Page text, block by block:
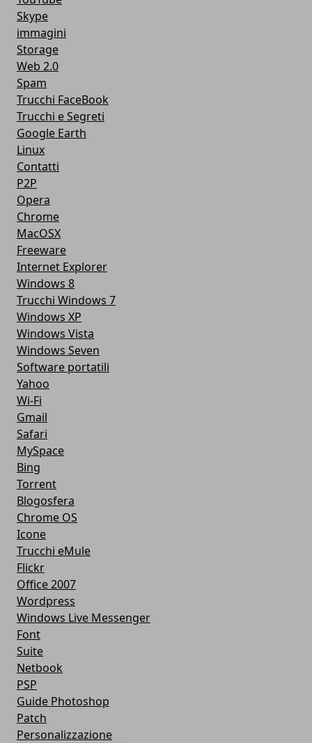
Skype
immagini
Storage
Web 2.0
Spam
Trucchi FaceBook
Trucchi e Segreti
Google Earth
Linux
Contatti
P2P
Opera
Chrome
MacOSX
Freeware
Internet Explorer
Windows 8
Trucchi Windows 7
Windows XP
Windows Vista
Windows Seven
Software portatili
Yahoo
Wi-Fi
Gmail
Safari
MySpace
Bing
Torrent
Blogosfera
Chrome OS
Icone
Trucchi eMule
Flickr
Office 2007
Wordpress
Windows Live Messenger
Font
Suite
Netbook
PSP
Guide Photoshop
Patch
Personalizzazione